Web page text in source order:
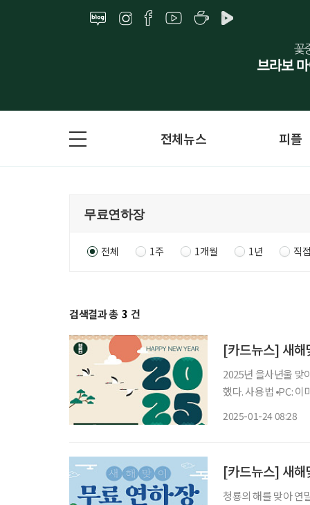
전체뉴스 피플
전체 1주 1개월 1년 직
검색결과 총 3 건
[카드뉴스] 새해
2025년 을사년울 맞
했다. 사용법 ⦁PC: 이미지에 마우스를 대고 오른쪽 클릭 후 ‘다른 이름으로 저장’ ⦁모바일: 이미
2025-01-24 08:28
[카드뉴스] 새해
청룡의 해를 맞아 연